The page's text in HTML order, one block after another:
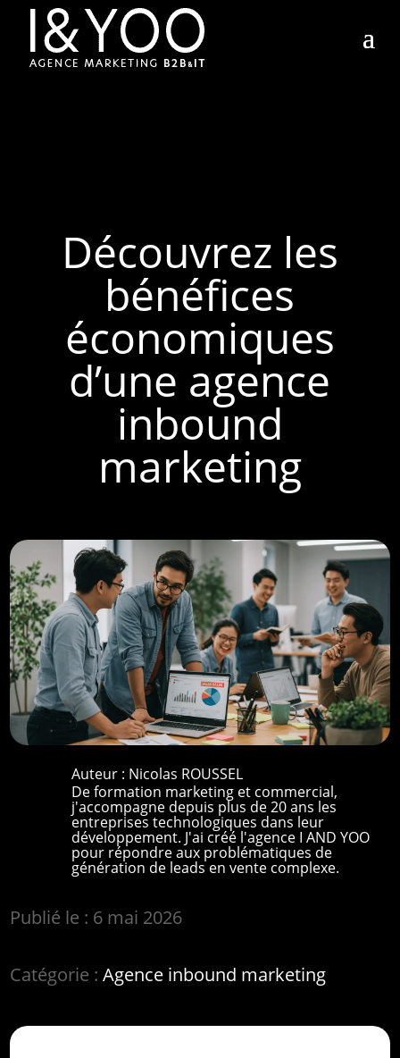
Découvrez les
bénéfices
économiques
d’une agence
inbound
marketing
Auteur : Nicolas ROUSSEL
De formation marketing et commercial,
j'accompagne depuis plus de 20 ans les
entreprises technologiques dans leur
développement. J'ai créé l'agence I AND YOO
pour répondre aux problématiques de
génération de leads en vente complexe.
Publié le : 6 mai 2026
Catégorie :Agence inbound marketing